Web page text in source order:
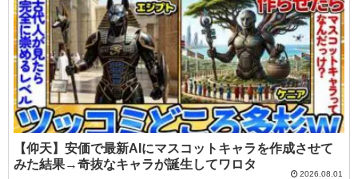
【仰天】安価で最新AIにマスコットキャラを作成させて
みた結果→奇抜なキャラが誕生してワロタ
2026.08.01